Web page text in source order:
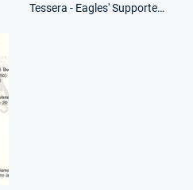
Tessera - Eagles' Supporters - (Fronte)